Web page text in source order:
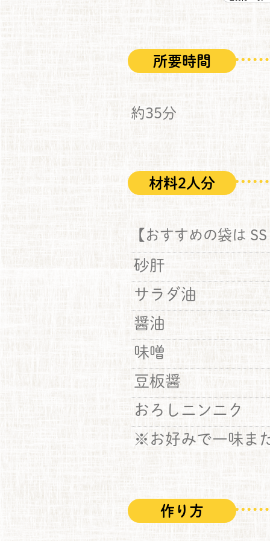
所要時間
約35分
材料2人分
【おすすめの袋は
砂肝
サラダ油
醤油
味噌
豆板醤
おろしニンニク
※お好みで一味ま
作り方